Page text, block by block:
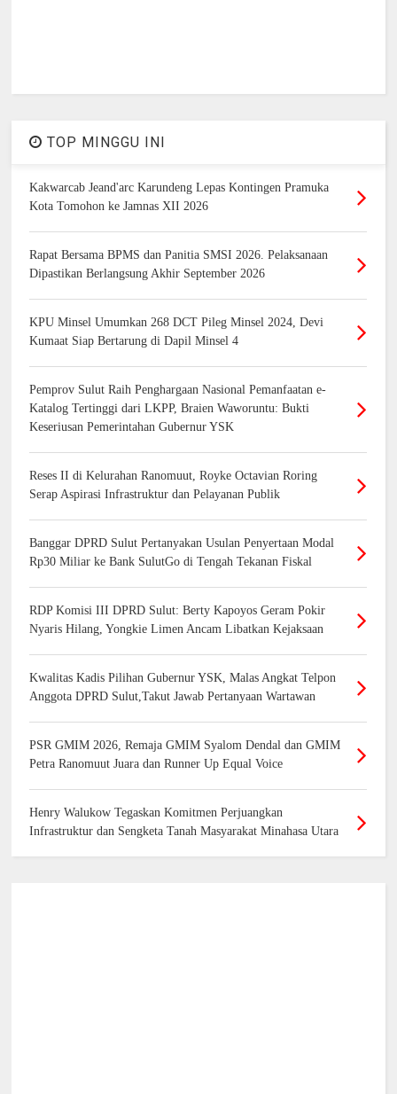
TOP MINGGU INI
Kakwarcab Jeand'arc Karundeng Lepas Kontingen Pramuka
Kota Tomohon ke Jamnas XII 2026
Rapat Bersama BPMS dan Panitia SMSI 2026. Pelaksanaan
Dipastikan Berlangsung Akhir September 2026
KPU Minsel Umumkan 268 DCT Pileg Minsel 2024, Devi
Kumaat Siap Bertarung di Dapil Minsel 4
Pemprov Sulut Raih Penghargaan Nasional Pemanfaatan e-
Katalog Tertinggi dari LKPP, Braien Waworuntu: Bukti
Keseriusan Pemerintahan Gubernur YSK
Reses II di Kelurahan Ranomuut, Royke Octavian Roring
Serap Aspirasi Infrastruktur dan Pelayanan Publik
Banggar DPRD Sulut Pertanyakan Usulan Penyertaan Modal
Rp30 Miliar ke Bank SulutGo di Tengah Tekanan Fiskal
RDP Komisi III DPRD Sulut: Berty Kapoyos Geram Pokir
Nyaris Hilang, Yongkie Limen Ancam Libatkan Kejaksaan
Kwalitas Kadis Pilihan Gubernur YSK, Malas Angkat Telpon
Anggota DPRD Sulut,Takut Jawab Pertanyaan Wartawan
PSR GMIM 2026, Remaja GMIM Syalom Dendal dan GMIM
Petra Ranomuut Juara dan Runner Up Equal Voice
Henry Walukow Tegaskan Komitmen Perjuangkan
Infrastruktur dan Sengketa Tanah Masyarakat Minahasa Utara